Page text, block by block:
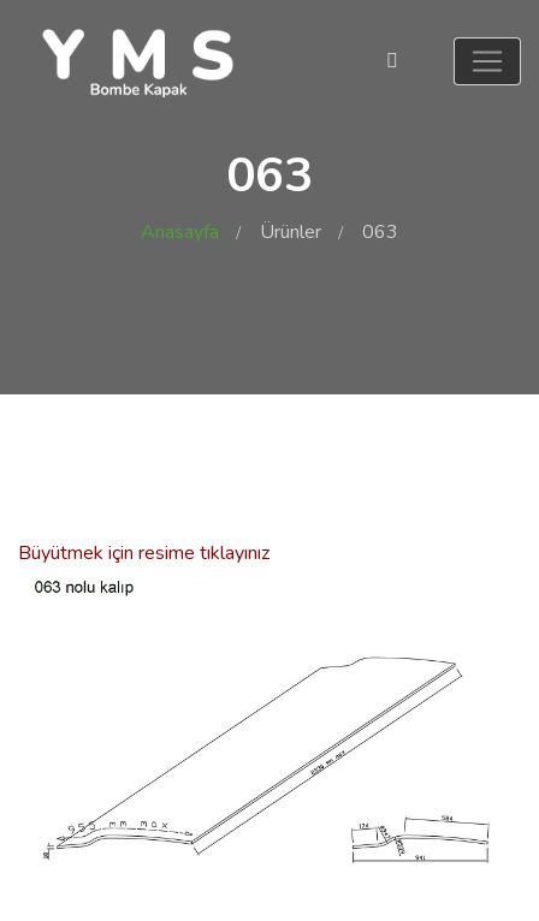
063
Anasayfa Ürünler 063
Büyütmek için resime tıklayınız